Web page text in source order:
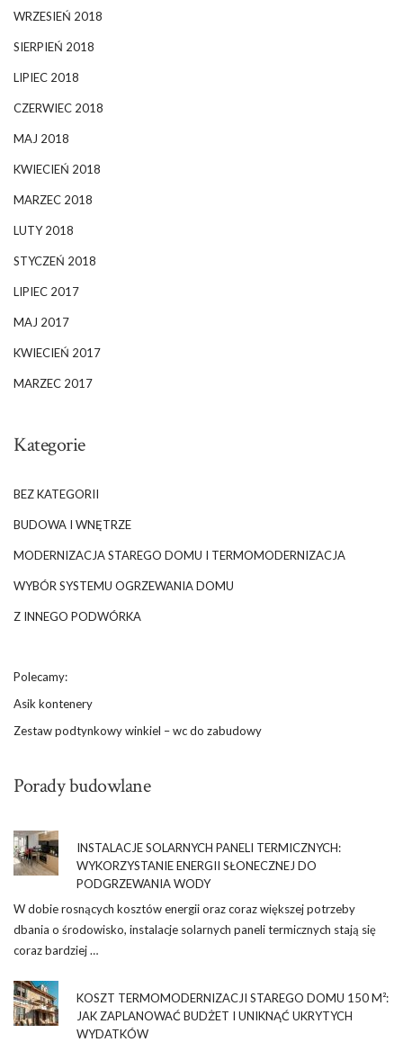
WRZESIEŃ 2018
SIERPIEŃ 2018
LIPIEC 2018
CZERWIEC 2018
MAJ 2018
KWIECIEŃ 2018
MARZEC 2018
LUTY 2018
STYCZEŃ 2018
LIPIEC 2017
MAJ 2017
KWIECIEŃ 2017
MARZEC 2017
Kategorie
BEZ KATEGORII
BUDOWA I WNĘTRZE
MODERNIZACJA STAREGO DOMU I TERMOMODERNIZACJA
WYBÓR SYSTEMU OGRZEWANIA DOMU
Z INNEGO PODWÓRKA
Polecamy:
Asik kontenery
Zestaw podtynkowy winkiel – wc do zabudowy
Porady budowlane
INSTALACJE SOLARNYCH PANELI TERMICZNYCH:
WYKORZYSTANIE ENERGII SŁONECZNEJ DO
PODGRZEWANIA WODY
W dobie rosnących kosztów energii oraz coraz większej potrzeby
dbania o środowisko, instalacje solarnych paneli termicznych stają się
coraz bardziej …
KOSZT TERMOMODERNIZACJI STAREGO DOMU 150 M²:
JAK ZAPLANOWAĆ BUDŻET I UNIKNĄĆ UKRYTYCH
WYDATKÓW